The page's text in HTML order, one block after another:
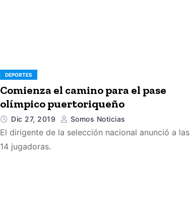
DEPORTES
Comienza el camino para el pase
olímpico puertoriqueño
Dic 27, 2019 Somos Noticias
El dirigente de la selección nacional anunció a las
14 jugadoras.